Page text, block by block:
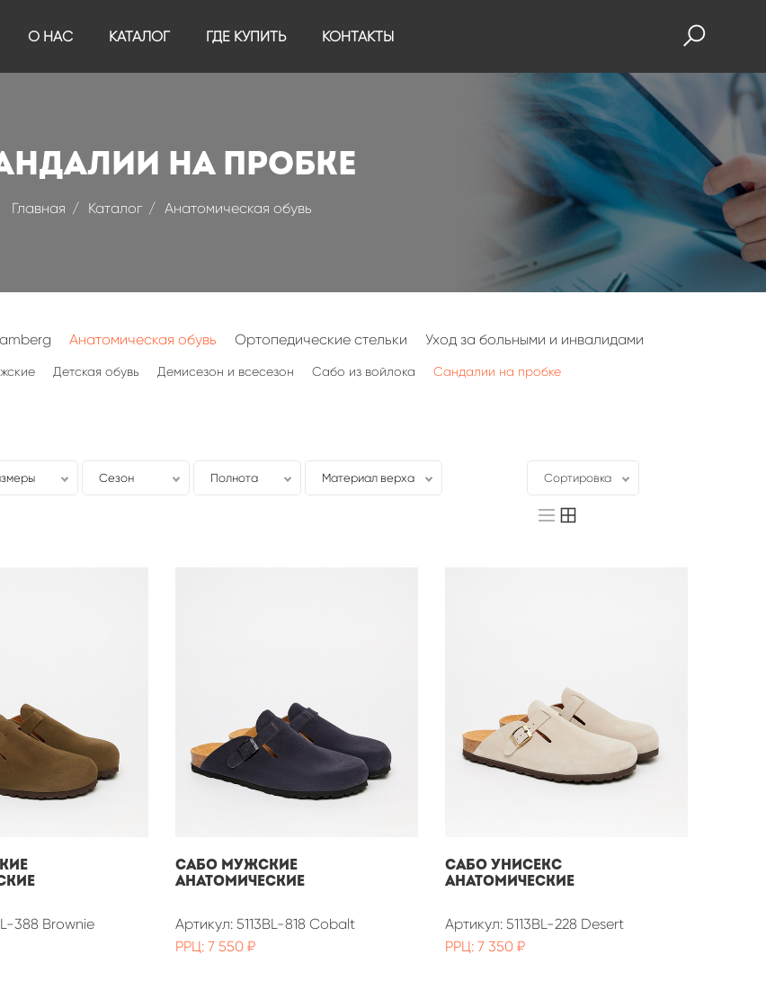
О НАС КАТАЛОГ ГДЕ КУПИТЬ КОНТАКТЫ
на пробке
Главная Каталог Анатомическая обувь
Анатомическая обувь Ортопедические стельки Уход за больными и инвалидами
Детская обувь Демисезон и всесезон Сабо из войлока Сандалии на пробке
Сезон Полнота Материал верха Сортировка
388 Brownie
Сабо мужские
анатомические
Артикул: 5113BL-818 Cobalt
РРЦ: 7 550 ₽
Сабо унисекс
анатомические
Артикул: 5113BL-228 Desert
РРЦ: 7 350 ₽